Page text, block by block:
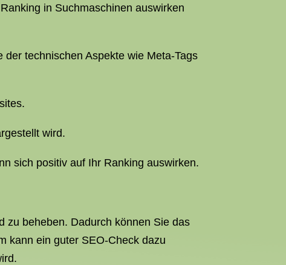
in Suchmaschinen auswirken
technischen Aspekte wie Meta-Tags
wird.
sich positiv auf Ihr Ranking auswirken.
zu beheben. Dadurch können Sie das
kann ein guter SEO-Check dazu